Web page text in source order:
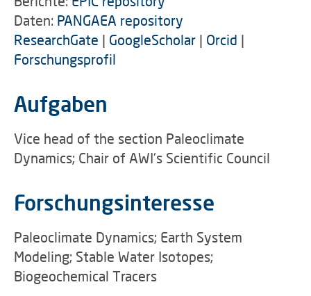
Daten: PANGAEA repository
ResearchGate | GoogleScholar | Orcid |
Forschungsprofil
Aufgaben
Vice head of the section Paleoclimate
Dynamics; Chair of AWI's Scientific Council
Forschungsinteresse
Paleoclimate Dynamics; Earth System
Modeling; Stable Water Isotopes;
Biogeochemical Tracers